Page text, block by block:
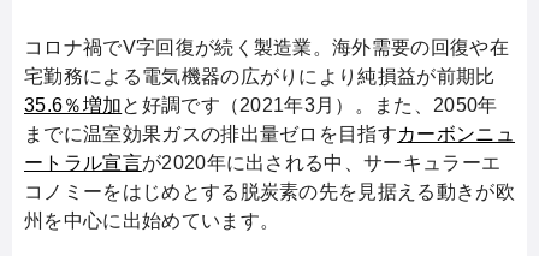
コロナ禍でV字回復が続く製造業。海外需要の回復や在
宅勤務による電気機器の広がりにより純損益が前期比
35.6％増加と好調です（2021年3月）。また、2050年
までに温室効果ガスの排出量ゼロを目指すカーボンニュ
ートラル宣言が2020年に出される中、サーキュラーエ
コノミーをはじめとする脱炭素の先を見据える動きが欧
州を中心に出始めています。